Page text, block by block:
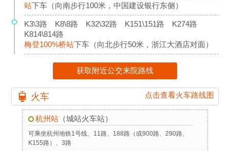
站下车（向南步行100米，中国建设银行东侧）
K3\3路 K8\8路 K32\32路 K151\151路 K274路
K814\814路
梅登100%桥站下车（向北步行50米，浙江大酒店对面）
获取附近公交来院路线
火车 点击查看火车路线图
杭州站 （城站火车站）
可乘坐杭州地铁1号线、11路、188路（或900路、290路、
K155路）、3路